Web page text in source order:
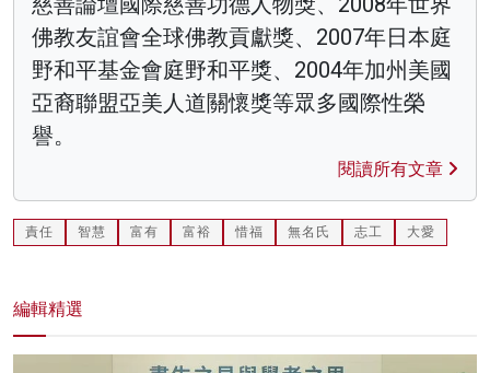
佛教友誼會全球佛教貢獻獎、2007年日本庭
野和平基金會庭野和平獎、2004年加州美國
亞裔聯盟亞美人道關懷獎等眾多國際性榮
譽。
閱讀所有文章
責任 智慧 富有 富裕 惜福 無名氏 志工 大愛
編輯精選